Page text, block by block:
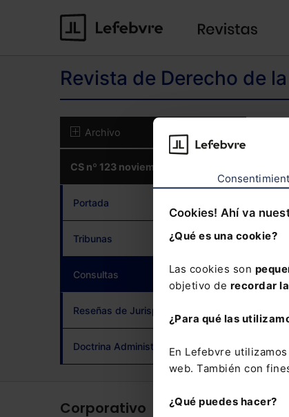
Cookies! Ahí va
¿Qué es una cookie?
Las cookies son
objetivo de recordar
¿Para qué las
En Lefebvre
web. También con
¿Qué puedes hacer?
Revista de Derecho de
Archivo
CS nº 123 noviembre 2023
Portada
Tribunas
Consultas
Reseñas de Jurisprudencia
Doctrina Administrativa
Corporativo